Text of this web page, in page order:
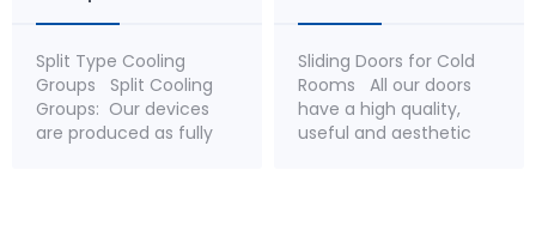
Split Type Cooling
Groups Split Cooling
Groups: Our devices
are produced as fully
Sliding Doors for Cold
Rooms All our doors
have a high quality,
useful and aesthetic